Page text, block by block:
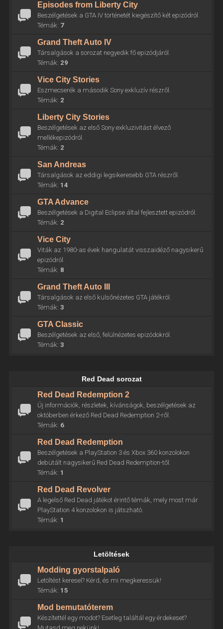
Episodes from Liberty City
Beszélgetések a GTA IV történetét kiegészítő két epizódról.
Témák: 7
Grand Theft Auto IV
Társalgások a sorozat negyedik fő epizódjáról.
Témák: 29
Vice City Stories
Eszmecserék a második Sony exkluzív részről.
Témák: 2
Liberty City Stories
Beszélgetések az első Sony exkluzivitást élvező
mellékepizódról.
Témák: 2
San Andreas
Társalgások az eddigi legsikeresebb GTA részről.
Témák: 14
GTA Advance
Beszélgetések a Digital Eclipse által fejlesztett epizódról.
Témák: 2
Vice City
Viták az 1980-as évek hangulatát visszaidéző nagysikerű
epizódról.
Témák: 8
Grand Theft Auto III
Társalgások az első külsőnézetes GTA játékról.
Témák: 3
GTA Classic
Beszélgetések az első, felülnézetes epizódokról.
Témák: 3
Red Dead sorozat
Red Dead Redemption 2
Új információk, részletek, kívánságok, beszélgetések az
októberben érkező Red Dead Redemption 2-ről.
Témák: 6
Red Dead Redemption
Beszélgetések a PlayStation 3 és Xbox 360 konzolokon
debütált nagysikerű Red Dead Redemption-től.
Témák: 1
Red Dead Revolver
A legelső Red Dead játékot érintő témák, mely most már
PlayStation 4 konzolokon is játszható.
Témák: 1
Letöltések
Modding gyorstalpaló
Letöltést keresel? Kérd, és mi megkeressük!
Témák: 15
Mod bemutatóterem
Készítettél egy modot? Esetleg találtál egy érdekeset?